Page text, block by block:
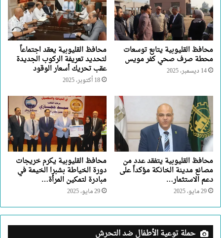
محافظ القليوبية يتابع توسعات
محطة صرف صحي كفر مويس
14 ديسمبر، 2025
محافظ القليوبية يعقد اجتماعاً
لتحديد تعريفة الركوب الجديدة
عقب تحريك أسعار الوقود
18 أكتوبر، 2025
محافظ القليوبية يتفقد عدد من
مصانع مدينة الخانكة مؤكداً على
دعم الاستثمار…
29 مايو، 2025
محافظ القليوبية يكرم خريجات
دورة الخياطة بشبرا الخيمة في
مبادرة لتمكين المرأة…
29 مايو، 2025
حملة توعية الأطفال ضد التحرش